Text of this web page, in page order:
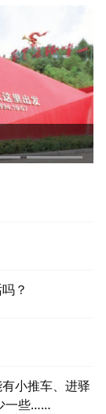
？
小推车、进驿
一些……